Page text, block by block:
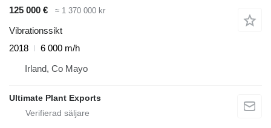
125 000 €
≈ 1 370 000 kr
Vibrationssikt
2018
6 000 m/h
Irland, Co Mayo
Ultimate Plant Exports